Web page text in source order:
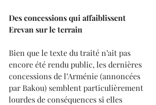
Des concessions qui affaiblissent
Erevan sur le terrain
Bien que le texte du traité n’ait pas
encore été rendu public, les dernières
concessions de l’Arménie (annoncées
par Bakou) semblent particulièrement
lourdes de conséquences si elles